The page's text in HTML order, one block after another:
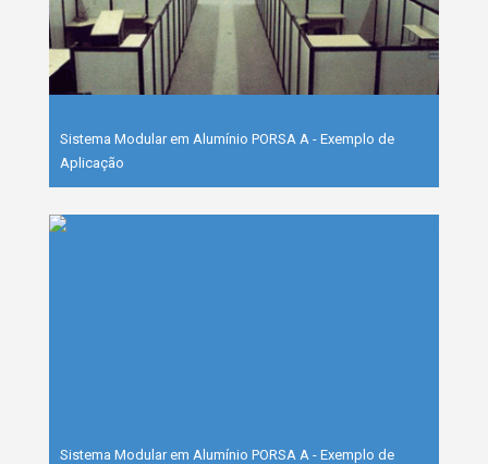
Sistema Modular em Alumínio PORSA A - Exemplo de
Aplicação
Sistema Modular em Alumínio PORSA A - Exemplo de